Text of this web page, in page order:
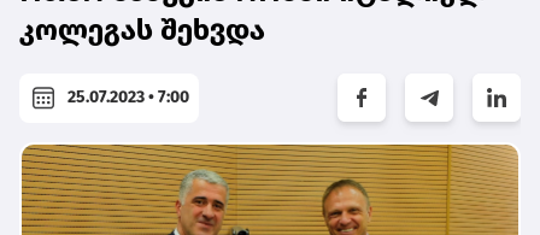
კოლეგას შეხვდა
25.07.2023 • 7:00